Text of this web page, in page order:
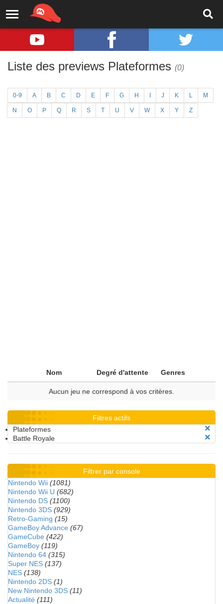
Liste des previews Plateformes (0)
0-9 A B C D E F G H J K L M
N O P Q R S T U V W X Y Z
Nom Degré d'attente Genres
Aucun jeu ne correspond à vos critères.
Filtres actifs
Plateformes
Battle Royale
Filtrer par console
Nintendo Wii (1081)
Nintendo Wii U (682)
Nintendo DS (1100)
Nintendo 3DS (929)
Retro-Gaming (15)
GameBoy Advance (67)
GameCube (422)
GameBoy (119)
Nintendo 64 (315)
Super NES (137)
NES (138)
Nintendo 2DS (1)
New Nintendo 3DS (11)
Actualité (111)